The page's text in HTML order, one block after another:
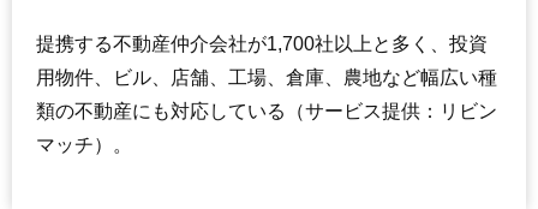
提携する不動産仲介会社が1,700社以上と多く、投資
用物件、ビル、店舗、工場、倉庫、農地など幅広い種
類の不動産にも対応している（サービス提供：リビン
マッチ）。